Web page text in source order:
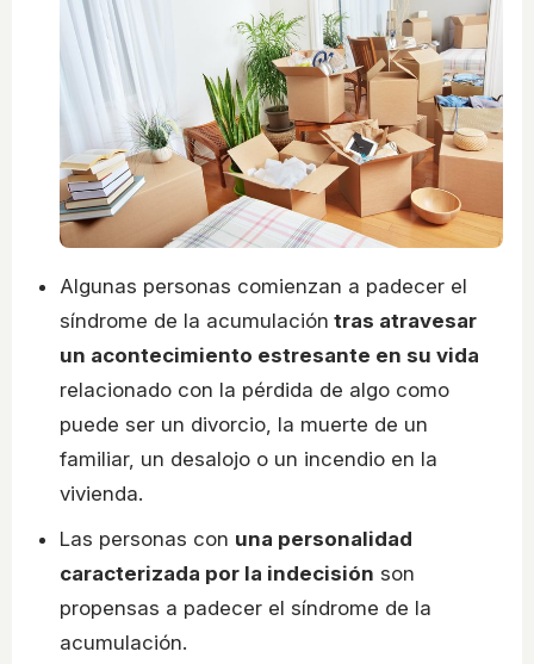
Algunas personas comienzan a padecer el
síndrome de la acumulación tras atravesar
un acontecimiento estresante en su vida
relacionado con la pérdida de algo como
puede ser un divorcio, la muerte de un
familiar, un desalojo o un incendio en la
vivienda.
Las personas con una personalidad
caracterizada por la indecisión son
propensas a padecer el síndrome de la
acumulación.